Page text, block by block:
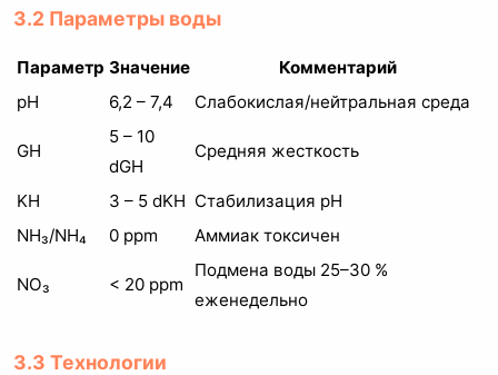
3.2 Параметры воды
Параметр Значение
Комментарий
pH
6,2 – 7,4 Слабокислая/нейтральная среда
GH
5 – 10
dGH
Средняя жесткость
KH 3 – 5 dKH Стабилизация pH
NH₃/NH₄
0 ppm Аммиак токсичен
NO₃ < 20 ppm
Подмена воды 25–30 %
еженедельно
3.3 Технологии